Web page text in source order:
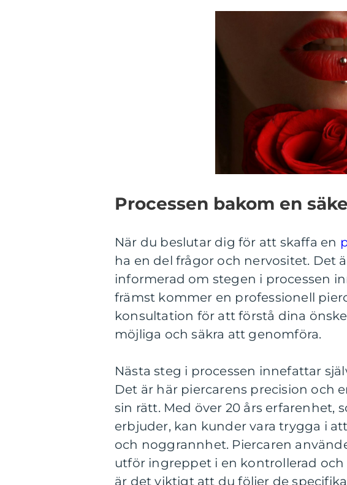
Processen bakom en
När du beslutar dig för att skaffa en
ha en del frågor och nervositet. Det
informerad om stegen i processen
främst kommer en professionell
konsultation för att förstå dina
möjliga och säkra att genomföra.
Nästa steg i processen innefattar
Det är här piercarens precision och
sin rätt. Med över 20 års erfarenhet,
erbjuder, kan kunder vara trygga i
och noggrannhet. Piercaren
utför ingreppet i en kontrollerad
är det viktigt att du följer de